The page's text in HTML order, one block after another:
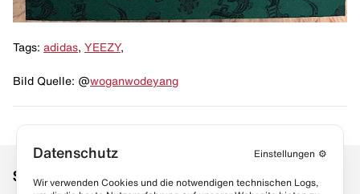
Tags: adidas, YEEZY,
Bild Quelle: @woganwodeyang
Social Media Links
Datenschutz Einstellungen ⚙️
Wir verwenden Cookies und die notwendigen technischen Logs,